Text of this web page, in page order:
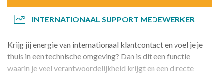
INTERNATIONAAL SUPPORT MEDEWERKER
Krijg jij energie van internationaal klantcontact en voel je je
thuis in een technische omgeving? Dan is dit een functie
waarin je veel verantwoordelijkheid krijgt en een directe